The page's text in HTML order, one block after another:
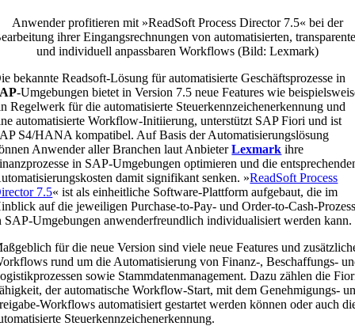
Anwender profitieren mit »ReadSoft Process Director 7.5« bei der
ihrer Eingangsrechnungen von automatisierten,
und individuell anpassbaren Workflows (Bild: Lexmark)
bekannte Readsoft-Lösung für automatisierte Geschäftsprozesse in
-Umgebungen bietet in Version 7.5 neue Features wie
Regelwerk für die automatisierte Steuerkennzeichenerkennung und
automatisierte Workflow-Initiierung, unterstützt SAP Fiori und ist
S4/HANA kompatibel. Auf Basis der Automatisierungslösung
Anwender aller Branchen laut AnbieterLexmark ihre
in SAP-Umgebungen optimieren und die
damit signifikant senken. »ReadSoft Process
7.5« ist als einheitliche Software-Plattform aufgebaut, die im
auf die jeweiligen Purchase-to-Pay- und Order-to-Cash-
SAP-Umgebungen anwenderfreundlich individualisiert werden kann.
für die neue Version sind viele neue Features und
rund um die Automatisierung von Finanz-, Beschaffungs-
sowie Stammdatenmanagement. Dazu zählen die
der automatische Workflow-Start, mit dem Genehmigungs-
Workflows automatisiert gestartet werden können oder auch
Steuerkennzeichenerkennung.